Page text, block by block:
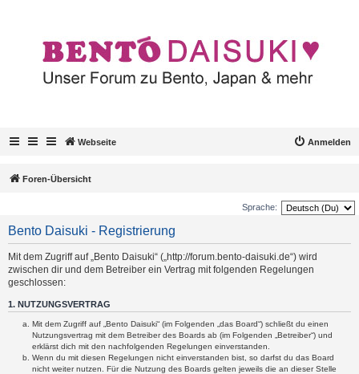
Webseite Anmelden
Foren-Übersicht
Sprache:
Bento Daisuki - Registrierung
Mit dem Zugriff auf „Bento Daisuki“ („http://forum.bento-daisuki.de“) wird
zwischen dir und dem Betreiber ein Vertrag mit folgenden Regelungen
geschlossen:
1. NUTZUNGSVERTRAG
Mit dem Zugriff auf „Bento Daisuki“ (im Folgenden „das Board“) schließt du einen
Nutzungsvertrag mit dem Betreiber des Boards ab (im Folgenden „Betreiber“) und
erklärst dich mit den nachfolgenden Regelungen einverstanden.
Wenn du mit diesen Regelungen nicht einverstanden bist, so darfst du das Board
nicht weiter nutzen. Für die Nutzung des Boards gelten jeweils die an dieser Stelle